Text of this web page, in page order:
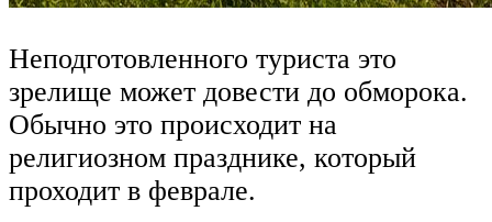
Неподготовленного туриста это
зрелище может довести до обморока.
Обычно это происходит на
религиозном празднике, который
проходит в феврале.